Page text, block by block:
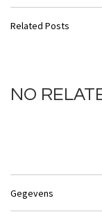
Related Posts
NO
Gegevens